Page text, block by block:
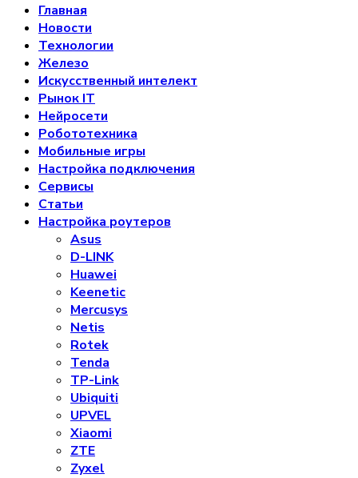
Главная
Новости
Технологии
Железо
Искусственный интелект
Рынок IT
Нейросети
Робототехника
Мобильные игры
Настройка подключения
Сервисы
Статьи
Настройка роутеров
Asus
D-LINK
Huawei
Keenetic
Mercusys
Netis
Rotek
Tenda
TP-Link
Ubiquiti
UPVEL
Xiaomi
ZTE
Zyxel